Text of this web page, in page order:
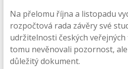
Na přelomu října a listopadu
rozpočtová rada závěry své
udržitelnosti českých
tomu nevěnovali pozornost,
důležitý dokument.